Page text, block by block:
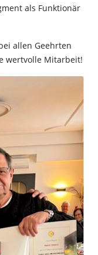
als Funktionär
allen Geehrten
wertvolle Mitarbeit!